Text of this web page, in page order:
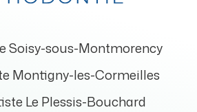
Soisy-sous-Montmorency
Montigny-les-Cormeilles
Le Plessis-Bouchard